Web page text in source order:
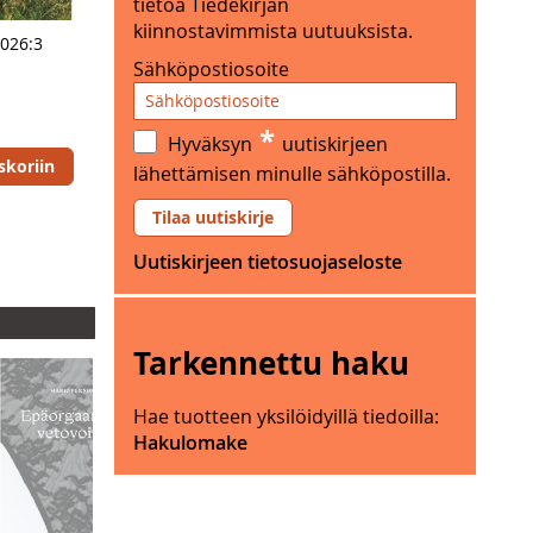
h
a
a
s
a
.
i
K
u
u
n
u
n
h
a
.
kiinnostavimmista uutuuksista.
Sähköpostiosoite
Hyväksyn * uutiskirjeen
lähettämisen minulle sähköpostilla.
Tilaa uutiskirje
Uutiskirjeen tietosuojaseloste
Tarkennettu haku
Hae tuotteen yksilöidyillä tiedoilla:
Hakulomake